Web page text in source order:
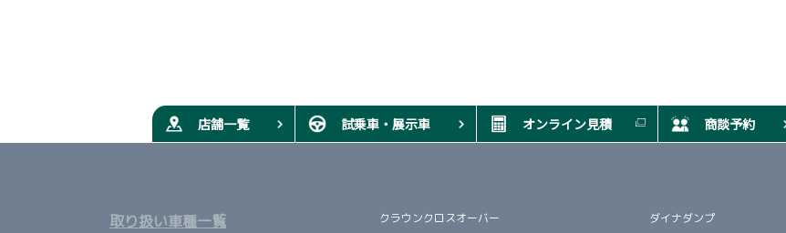
店舗一覧 試乗車・展示車 オンライン見積 商談予約
取り扱い車種一覧
クラウンクロスオーバー
ダイナダンプ